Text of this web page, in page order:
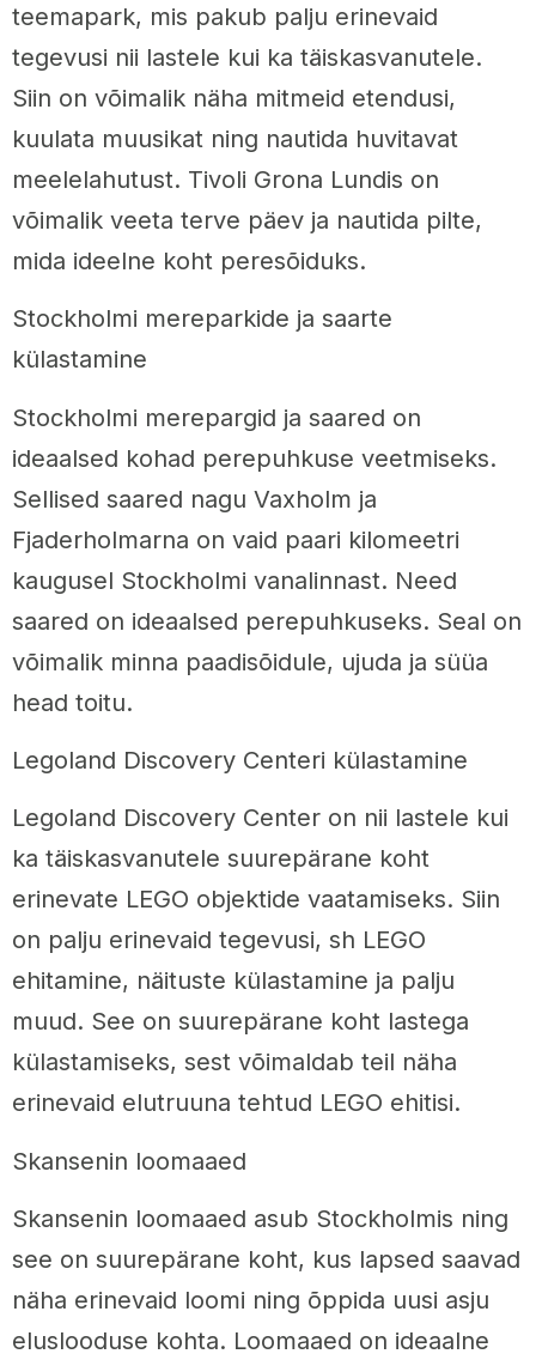
teemapark, mis pakub palju erinevaid
tegevusi nii lastele kui ka täiskasvanutele.
Siin on võimalik näha mitmeid etendusi,
kuulata muusikat ning nautida huvitavat
meelelahutust. Tivoli Grona Lundis on
võimalik veeta terve päev ja nautida pilte,
mida ideelne koht peresõiduks.
Stockholmi mereparkide ja saarte
külastamine
Stockholmi merepargid ja saared on
ideaalsed kohad perepuhkuse veetmiseks.
Sellised saared nagu Vaxholm ja
Fjaderholmarna on vaid paari kilomeetri
kaugusel Stockholmi vanalinnast. Need
saared on ideaalsed perepuhkuseks. Seal on
võimalik minna paadisõidule, ujuda ja süüa
head toitu.
Legoland Discovery Centeri külastamine
Legoland Discovery Center on nii lastele kui
ka täiskasvanutele suurepärane koht
erinevate LEGO objektide vaatamiseks. Siin
on palju erinevaid tegevusi, sh LEGO
ehitamine, näituste külastamine ja palju
muud. See on suurepärane koht lastega
külastamiseks, sest võimaldab teil näha
erinevaid elutruuna tehtud LEGO ehitisi.
Skansenin loomaaed
Skansenin loomaaed asub Stockholmis ning
see on suurepärane koht, kus lapsed saavad
näha erinevaid loomi ning õppida uusi asju
eluslooduse kohta. Loomaaed on ideaalne